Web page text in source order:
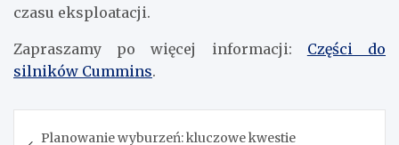
czasu eksploatacji.
Zapraszamy po więcej informacji: Części do
silników Cummins.
Planowanie wyburzeń: kluczowe kwestie